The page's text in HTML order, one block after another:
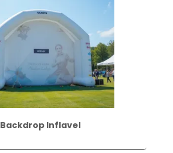
Backdrop Inflavel